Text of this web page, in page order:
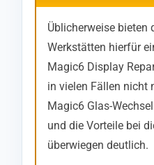
Üblicherweise bieten
Werkstätten hierfür
Magic6 Display
in vielen Fällen nicht
Magic6 Glas-
und die Vorteile bei
überwiegen deutlich.